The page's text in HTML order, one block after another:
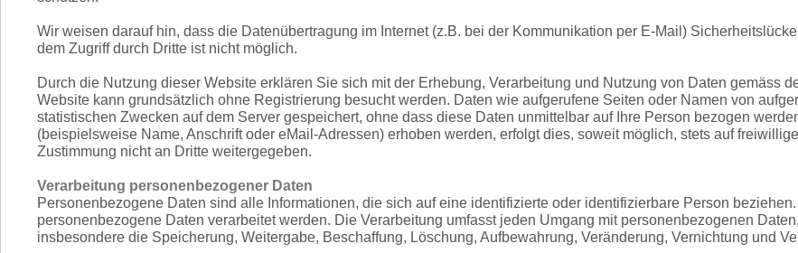
Wir weisen darauf hin, dass die Datenübertragung im Internet (z.B. bei der Kommunikation per E-Mail)
dem Zugriff durch Dritte ist nicht möglich.
Durch die Nutzung dieser Website erklären Sie sich mit der Erhebung, Verarbeitung und Nutzung von Daten gemäss
Website kann grundsätzlich ohne Registrierung besucht werden. Daten wie aufgerufene Seiten oder Namen von
statistischen Zwecken auf dem Server gespeichert, ohne dass diese Daten unmittelbar auf Ihre Person bezogen
(beispielsweise Name, Anschrift oder eMail-Adressen) erhoben werden, erfolgt dies, soweit möglich, stets auf
Zustimmung nicht an Dritte weitergegeben.
Verarbeitung personenbezogener Daten
Personenbezogene Daten sind alle Informationen, die sich auf eine identifizierte oder identifizierbare Person
personenbezogene Daten verarbeitet werden. Die Verarbeitung umfasst jeden Umgang mit personenbezogenen
insbesondere die Speicherung, Weitergabe, Beschaffung, Löschung, Aufbewahrung, Veränderung, Vernichtung und